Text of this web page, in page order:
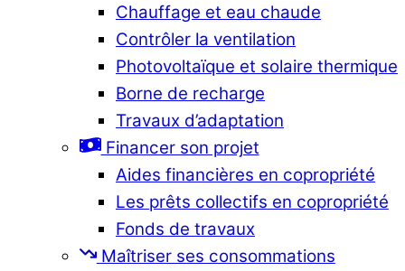
Chauffage et eau chaude
Contrôler la ventilation
Photovoltaïque et solaire thermique
Borne de recharge
Travaux d’adaptation
Financer son projet
Aides financières en copropriété
Les prêts collectifs en copropriété
Fonds de travaux
Maîtriser ses consommations